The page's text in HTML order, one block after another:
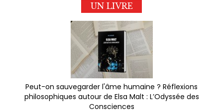
UN LIVRE
Peut-on sauvegarder l'âme humaine ? Réflexions
philosophiques autour de Elsa Malt : L’Odyssée des
Consciences